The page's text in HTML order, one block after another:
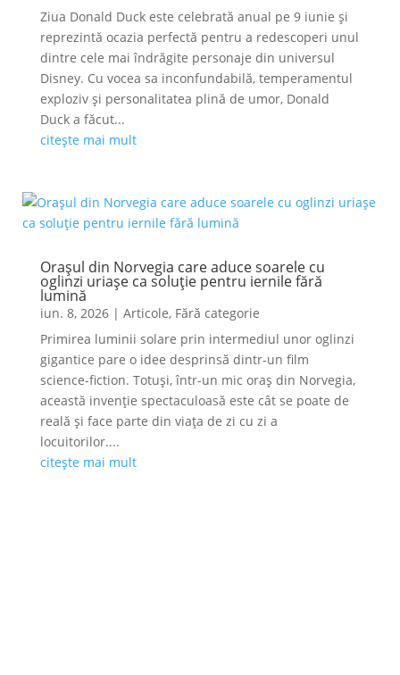
Ziua Donald Duck este celebrată anual pe 9 iunie și
reprezintă ocazia perfectă pentru a redescoperi unul
dintre cele mai îndrăgite personaje din universul
Disney. Cu vocea sa inconfundabilă, temperamentul
exploziv și personalitatea plină de umor, Donald
Duck a făcut...
citește mai mult
Orașul din Norvegia care aduce soarele cu
oglinzi uriașe ca soluție pentru iernile fără
lumină
iun. 8, 2026| Articole, Fără categorie
Primirea luminii solare prin intermediul unor oglinzi
gigantice pare o idee desprinsă dintr-un film
science-fiction. Totuși, într-un mic oraș din Norvegia,
această invenție spectaculoasă este cât se poate de
reală și face parte din viața de zi cu zi a
locuitorilor....
citește mai mult